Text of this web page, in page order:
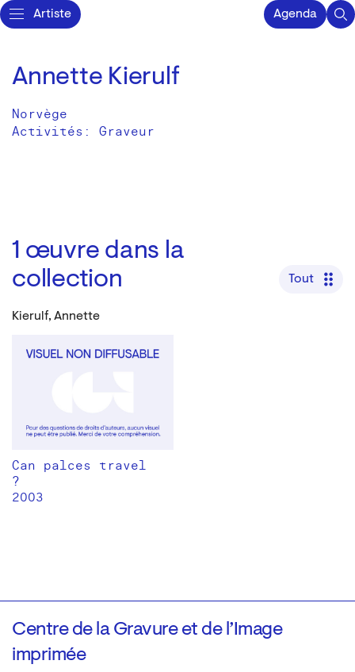
Artiste Agenda
Annette Kierulf
Norvège
Activités: Graveur
1 œuvre dans la
collection
Tout
Kierulf, Annette
Can palces travel
?
2003
Centre de la Gravure et de l’Image
imprimée